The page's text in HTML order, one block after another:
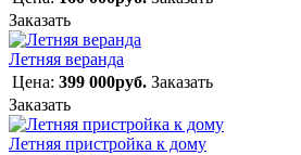
Заказать
Летняя веранда
Цена: 399 000руб. Заказать
Заказать
Летняя пристройка к дому